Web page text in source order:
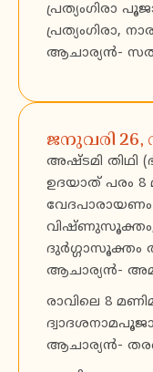
പ്രത്യംഗിരാ
പ്രത്യംഗിരാ,
ആചാര്യൻ-
ജനുവരി 26,
അഷ്ടമി തിഥി
ഉദയാത് പരം
വേദപാരായണം
ദുർഗ്ഗാസൂക്തം
ആചാര്യൻ-
രാവിലെ 8
ദ്വാദശനാമപൂജാ
ആചാര്യൻ-